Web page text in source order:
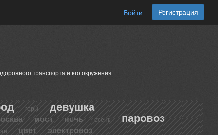
Войти Регистрация
транспорта и его окружения.
горы
девушка
мост ночь осень паровоз
цвет электровоз